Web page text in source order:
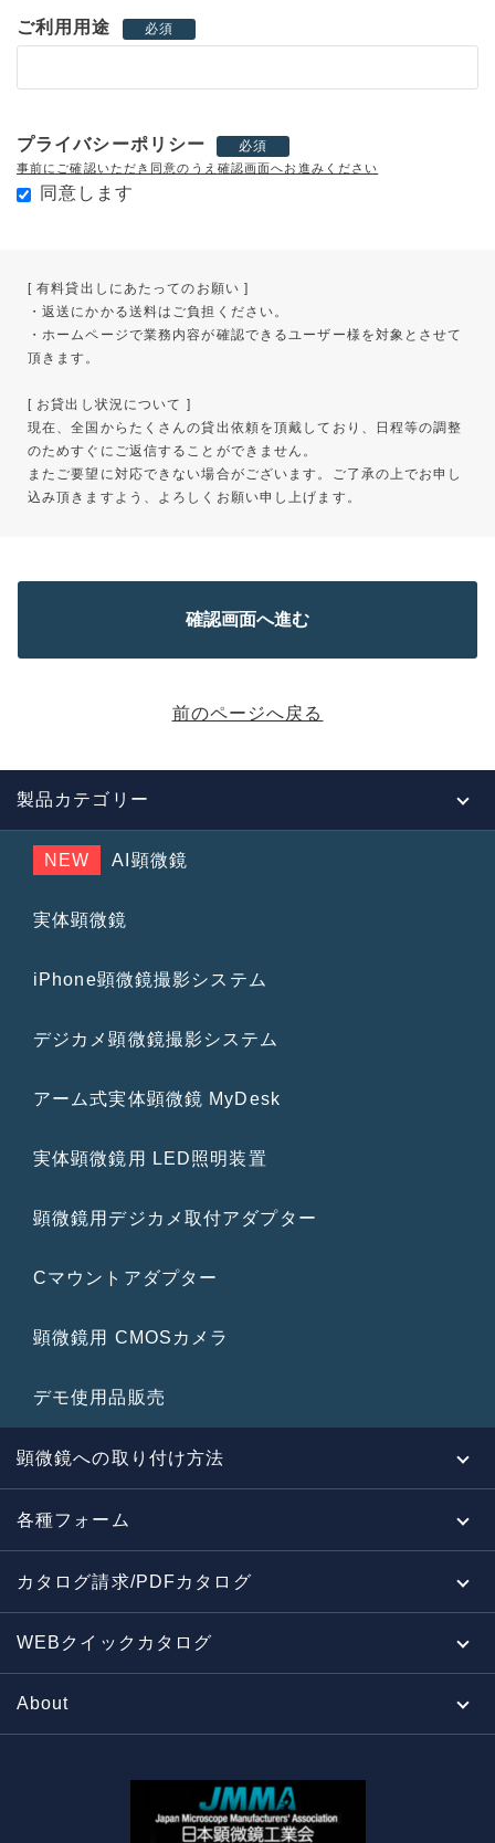
ご利用用途 必須
プライバシーポリシー 必須
事前にご確認いただき同意のうえ確認画面へお進みください
同意します
[ 有料貸出しにあたってのお願い ]
・返送にかかる送料はご負担ください。
・ホームページで業務内容が確認できるユーザー様を対象とさせて
頂きます。
[ お貸出し状況について ]
現在、全国からたくさんの貸出依頼を頂戴しており、日程等の調整
のためすぐにご返信することができません。
またご要望に対応できない場合がございます。ご了承の上でお申し
込み頂きますよう、よろしくお願い申し上げます。
前のページへ戻る
製品カテゴリー
NEW AI顕微鏡
実体顕微鏡
iPhone顕微鏡撮影システム
デジカメ顕微鏡撮影システム
アーム式実体顕微鏡 MyDesk
実体顕微鏡用 LED照明装置
顕微鏡用デジカメ取付アダプター
Cマウントアダプター
顕微鏡用 CMOSカメラ
デモ使用品販売
顕微鏡への取り付け方法
各種フォーム
カタログ請求/PDFカタログ
WEBクイックカタログ
About